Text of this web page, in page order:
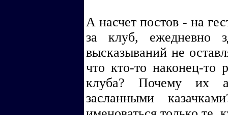
А насчет постов - на
за клуб, ежедневно
высказываний не
что кто-то наконец-то
клуба? Почему их
засланными